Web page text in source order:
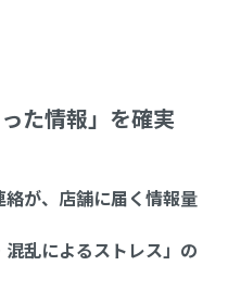
た情報」を確実
が、店舗に届く情報量
乱によるストレス」の